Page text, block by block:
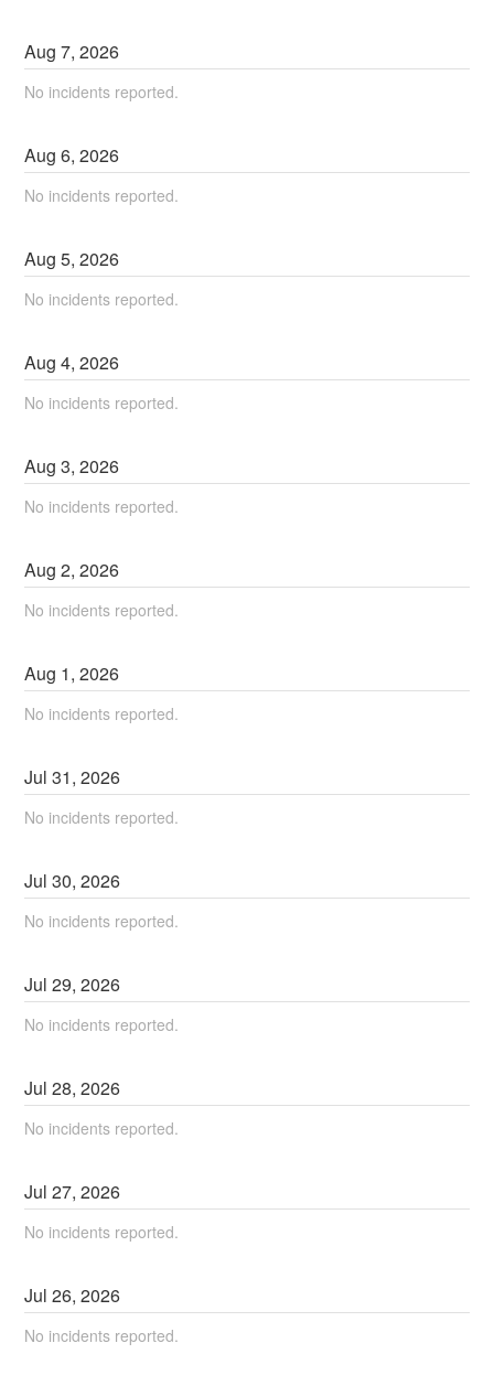
Aug7,2026
No incidents reported.
Aug6,2026
No incidents reported.
Aug5,2026
No incidents reported.
Aug4,2026
No incidents reported.
Aug3,2026
No incidents reported.
Aug2,2026
No incidents reported.
Aug 1,2026
No incidents reported.
Jul31,2026
No incidents reported.
Jul30,2026
No incidents reported.
Jul29,2026
No incidents reported.
Jul28,2026
No incidents reported.
Jul27,2026
No incidents reported.
Jul26,2026
No incidents reported.